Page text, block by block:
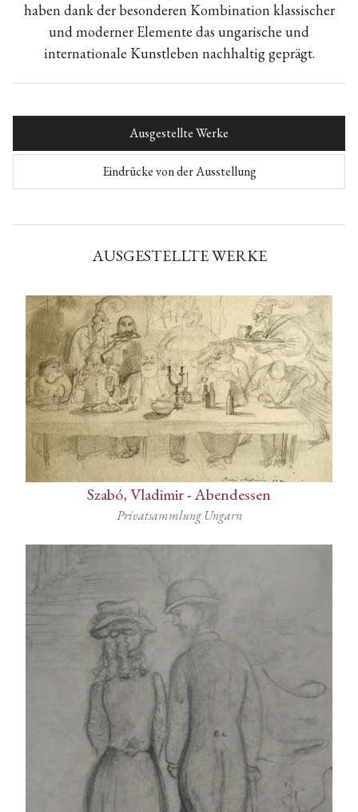
haben dank der besonderen Kombination klassischer
und moderner Elemente das ungarische und
internationale Kunstleben nachhaltig geprägt.
Ausgestellte Werke
Eindrücke von der Ausstellung
AUSGESTELLTE WERKE
Szabó, Vladimir-Abendessen
Privatsammlung Ungarn